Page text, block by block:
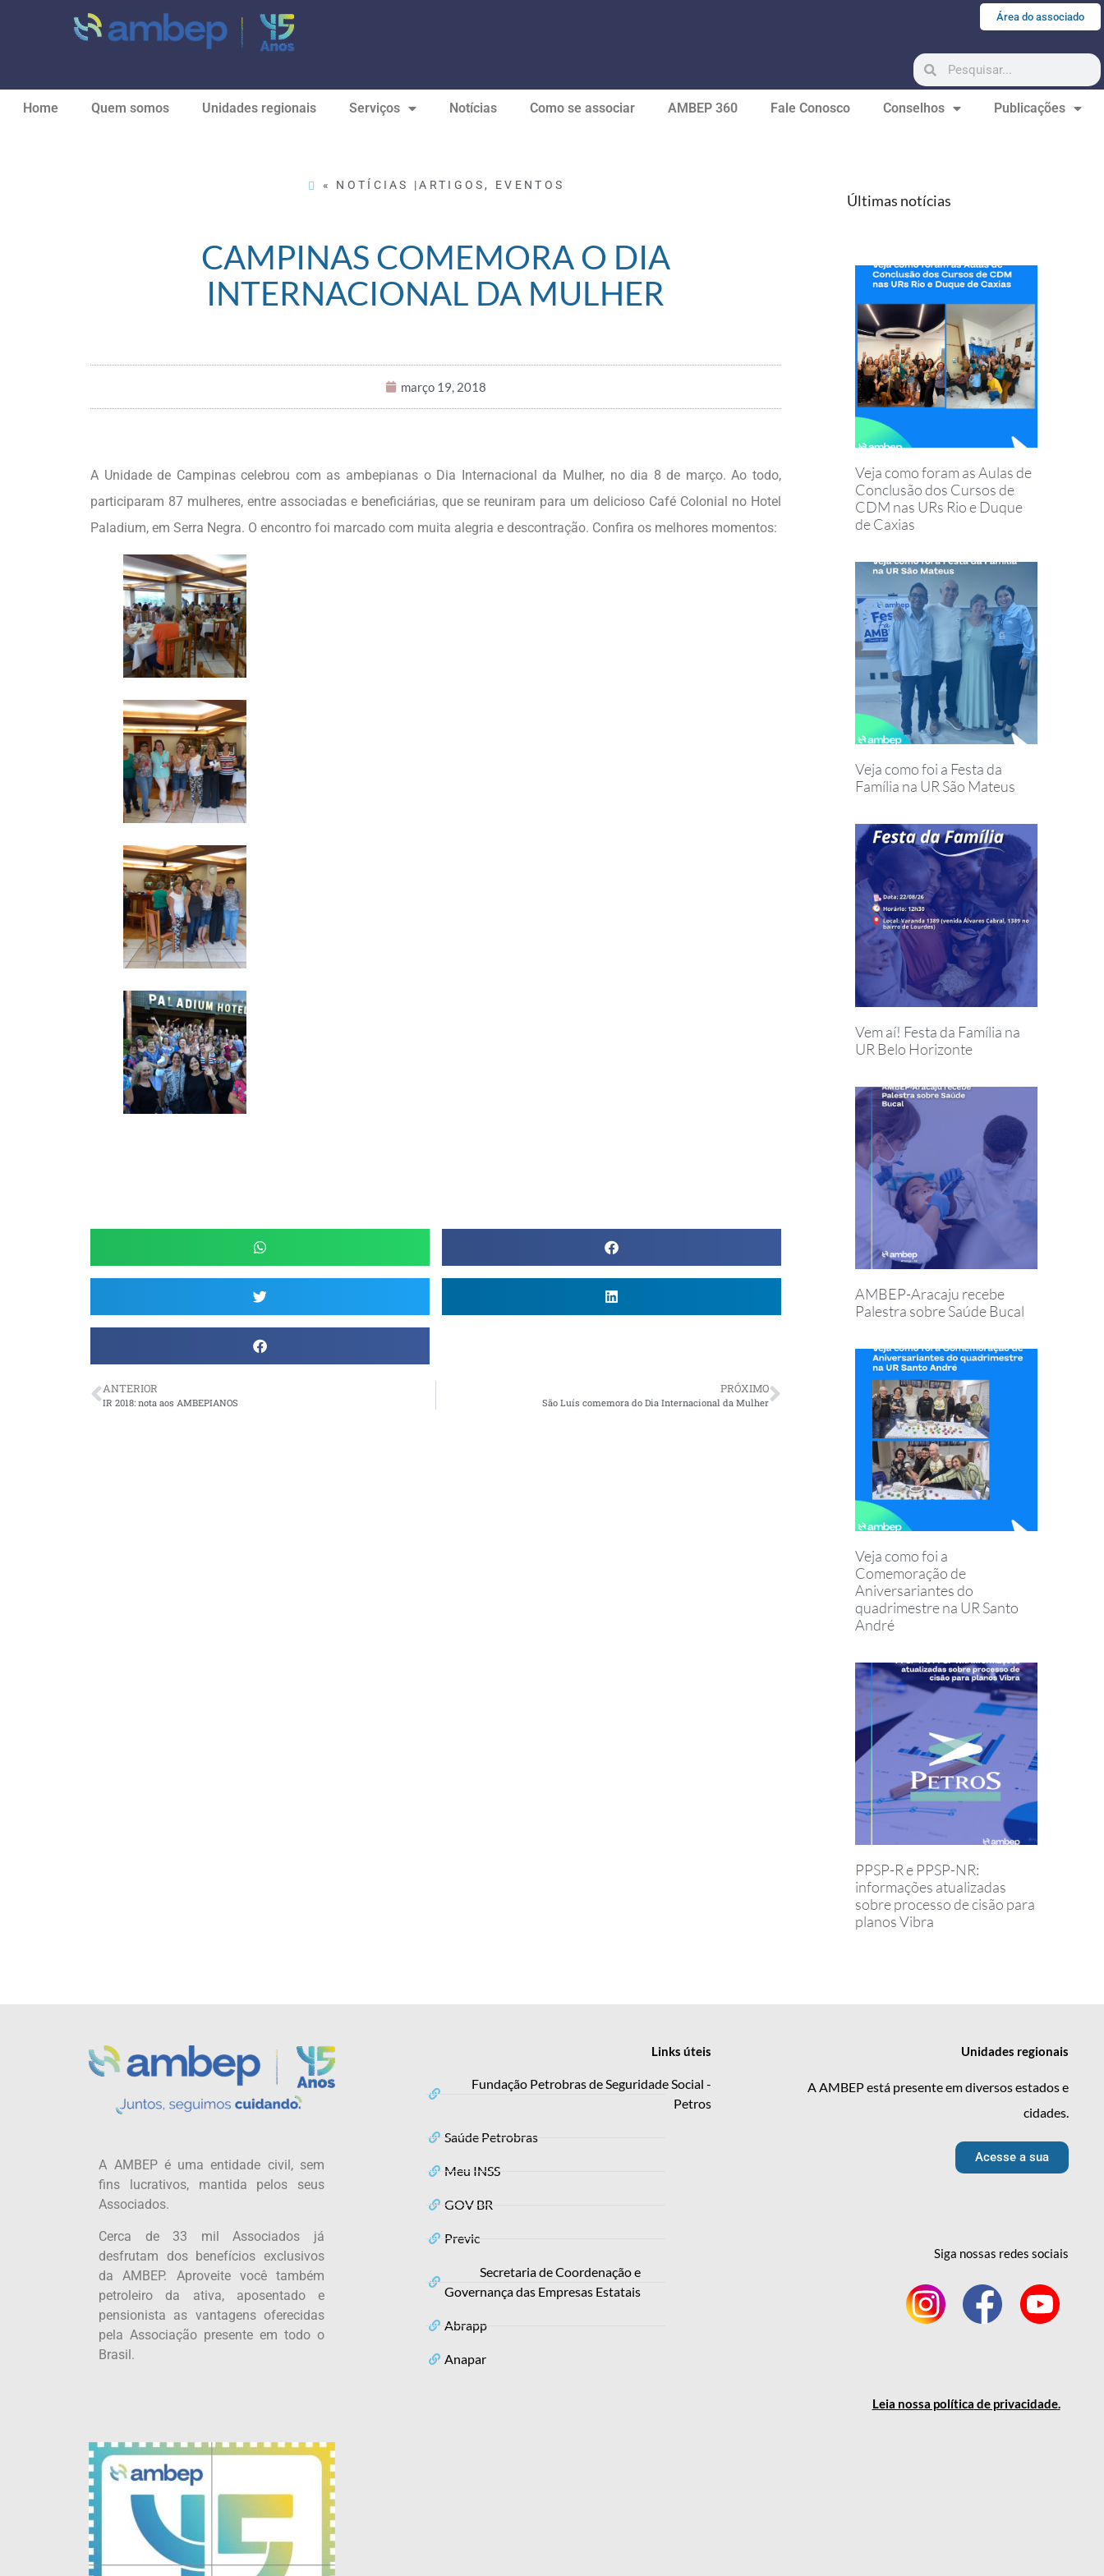
Área do associado
Home Quem somos Unidades regionais Serviços Notícias Como se associar AMBEP 360 Fale Conosco Conselhos Publicações
« NOTÍCIAS |ARTIGOS , EVENTOS
CAMPINAS COMEMORA O DIA
INTERNACIONAL DA MULHER
março 19, 2018
A Unidade de Campinas celebrou com as ambepianas o Dia Internacional da Mulher, no dia 8 de março. Ao todo,
participaram 87 mulheres, entre associadas e beneficiárias, que se reuniram para um delicioso Café Colonial no Hotel
Paladium, em Serra Negra. O encontro foi marcado com muita alegria e descontração. Confira os melhores momentos:
ANTERIOR
IR 2018: nota aos AMBEPIANOS
PRÓXIMO
São Luís comemora do Dia Internacional da Mulher
Últimas notícias
Veja como foram as Aulas de
Conclusão dos Cursos de
CDM nas URs Rio e Duque
de Caxias
Veja como foi a Festa da
Família na UR São Mateus
Vem aí! Festa da Família na
UR Belo Horizonte
AMBEP-Aracaju recebe
Palestra sobre Saúde Bucal
Veja como foi a
Comemoração de
Aniversariantes do
quadrimestre na UR Santo
André
PPSP-R e PPSP-NR:
informações atualizadas
sobre processo de cisão para
planos Vibra
A AMBEP é uma entidade civil, sem
fins lucrativos, mantida pelos seus
Associados.
Cerca de 33 mil Associados já
desfrutam dos benefícios exclusivos
da AMBEP. Aproveite você também
petroleiro da ativa, aposentado e
pensionista as vantagens oferecidas
pela Associação presente em todo o
Brasil.
Links úteis
Fundação Petrobras de Seguridade Social -
Petros
Saúde Petrobras
Meu INSS
GOV BR
Previc
Secretaria de Coordenação e
Governança das Empresas Estatais
Abrapp
Anapar
Unidades regionais
A AMBEP está presente em diversos estados e
cidades.
Acesse a sua
Siga nossas redes sociais
Leia nossa política de privacidade.